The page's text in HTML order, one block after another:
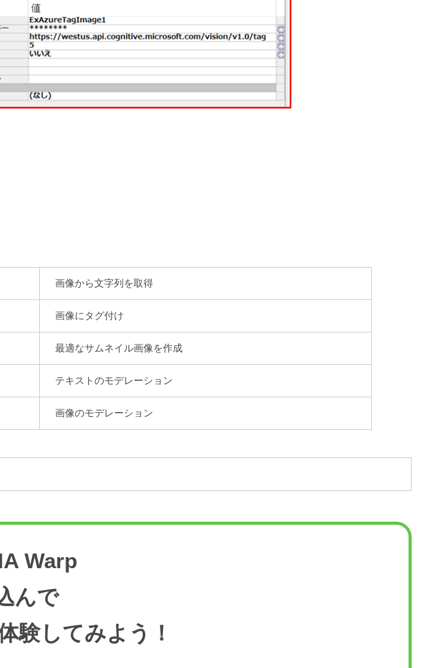
画像から文字列を取得
画像にタグ付け
最適なサムネイル画像を作成
テキストのモデレーション
画像のモデレーション
Warp
んで
験してみよう！